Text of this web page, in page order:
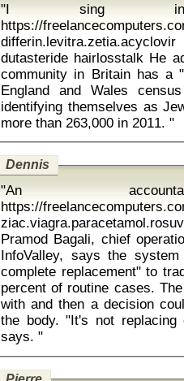
"I sing
https://
dutasteride hairlosstalk He added that he believed that the Jewish
community in Britain has a
England and Wales
identifying themselves as
more than 263,000 in 2011. "
Dennis
"An
https://
Pramod Bagali, chief
InfoValley, says the
complete replacement" to
percent of routine cases.
with and then a decision
the body. "It's not replacing
says. "